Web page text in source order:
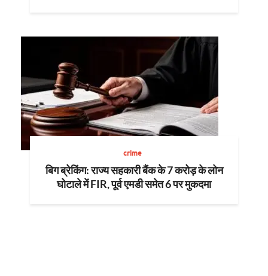
crime
बिग ब्रेकिंग: राज्य सहकारी बैंक के 7 करोड़ के लोन
घोटाले में FIR, पूर्व एमडी समेत 6 पर मुकदमा